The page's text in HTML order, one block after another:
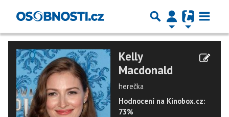
Kelly
Macdonald
herečka
Hodnocení na Kinobox.cz:
73%